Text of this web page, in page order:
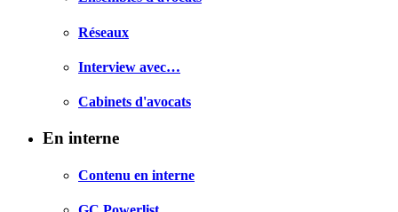
Réseaux
Interview avec…
Cabinets d'avocats
En interne
Contenu en interne